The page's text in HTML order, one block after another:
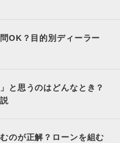
OK？目的別ディーラー
と思うのはどんなとき？
のが正解？ローンを組む